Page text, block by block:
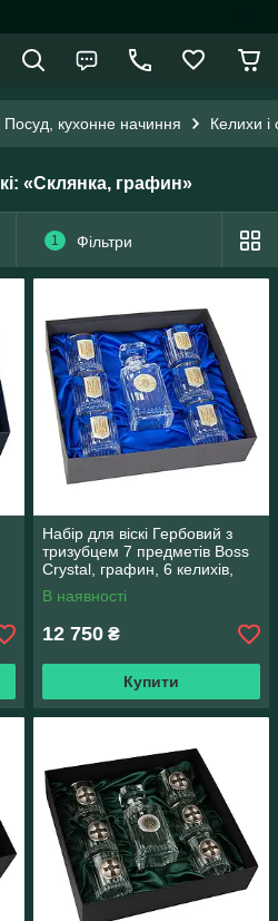
Посуд, кухонне начиння Келихи і
«Склянка, графин»
1 Фільтри
Набір для віскі Гербовий з
тризубцем 7 предметів Boss
Crystal, графин, 6 келихів,
платина, срібло, золото,
В наявності
12 750 ₴
Купити